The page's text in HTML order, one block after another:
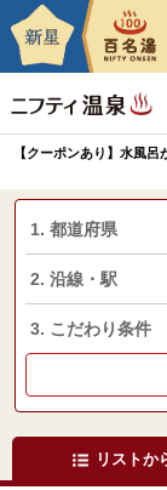
【クーポンあり】水風
1. 都道府県
2. 沿線・駅
3. こだわり条件
リストか